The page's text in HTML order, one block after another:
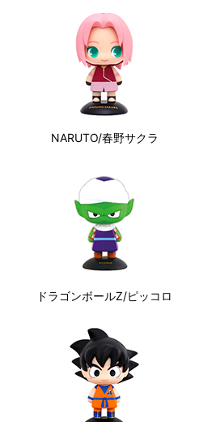
NARUTO/春野サクラ
ドラゴンボールZ/ピッコロ